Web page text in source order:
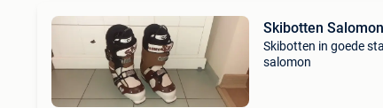
Skibotten Salomon
Skibotten in goede
salomon